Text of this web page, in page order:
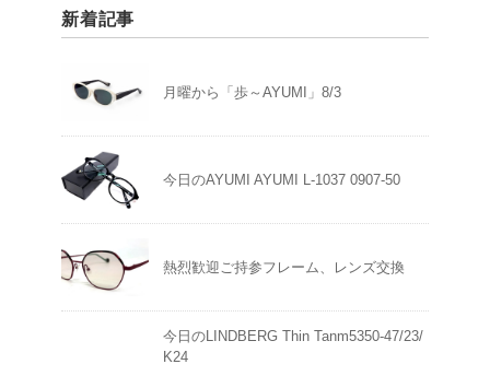
新着記事
月曜から「歩～AYUMI」8/3
今日のAYUMI AYUMI L-1037 0907-50
熱烈歓迎ご持参フレーム、レンズ交換
今日のLINDBERG Thin Tanm5350-47/23/
K24